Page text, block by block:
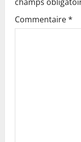
g
Commentaire*